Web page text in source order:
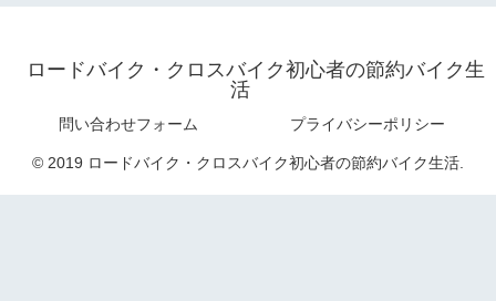
ロードバイク・クロスバイク初心者の節約バイク生
活
問い合わせフォーム プライバシーポリシー
© 2019 ロードバイク・クロスバイク初心者の節約バイク生活.